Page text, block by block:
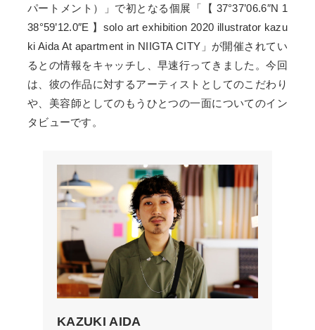
パートメント）」で初となる個展「【 37°37’06.6″N 1
38°59’12.0″E 】solo art exhibition 2020 illustrator kazu
ki Aida At apartment in NIIGTA CITY」が開催されてい
るとの情報をキャッチし、早速行ってきました。今回
は、彼の作品に対するアーティストとしてのこだわり
や、美容師としてのもうひとつの一面についてのイン
タビューです。
KAZUKI AIDA